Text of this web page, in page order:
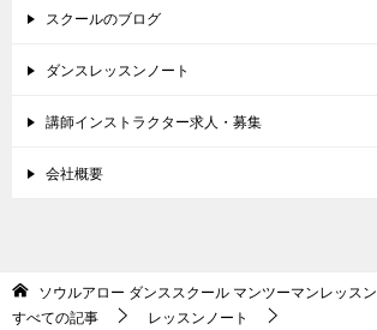
スクールのブログ
ダンスレッスンノート
講師インストラクター求人・募集
会社概要
ソウルアロー ダンススクール マンツーマンレッスン
すべての記事
レッスンノート